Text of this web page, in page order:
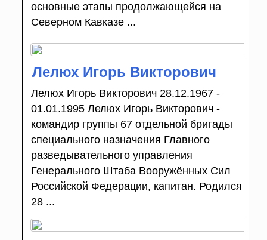
основные этапы продолжающейся на
Северном Кавказе ...
Лелюх Игорь Викторович
Лелюх Игорь Викторович 28.12.1967 -
01.01.1995 Лелюх Игорь Викторович -
командир группы 67 отдельной бригады
специального назначения Главного
разведывательного управления
Генерального Штаба Вооружённых Сил
Российской Федерации, капитан. Родился
28 ...